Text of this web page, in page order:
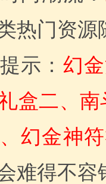
热门资源
示： 幻
盒二、南
幻金神
难得不容